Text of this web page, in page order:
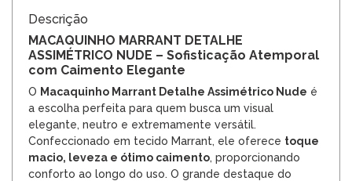
Descrição
MACAQUINHO MARRANT DETALHE
ASSIMÉTRICO NUDE – Sofisticação Atemporal
com Caimento Elegante
O Macaquinho Marrant Detalhe Assimétrico Nude é
a escolha perfeita para quem busca um visual
elegante, neutro e extremamente versátil.
Confeccionado em tecido Marrant, ele oferece toque
macio, leveza e ótimo caimento, proporcionando
conforto ao longo do uso. O grande destaque do